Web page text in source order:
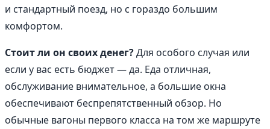
и стандартный поезд, но с гораздо большим
комфортом.
Стоит ли он своих денег?Для особого случая или
если у вас есть бюджет — да. Еда отличная,
обслуживание внимательное, а большие окна
обеспечивают беспрепятственный обзор. Но
обычные вагоны первого класса на том же маршруте